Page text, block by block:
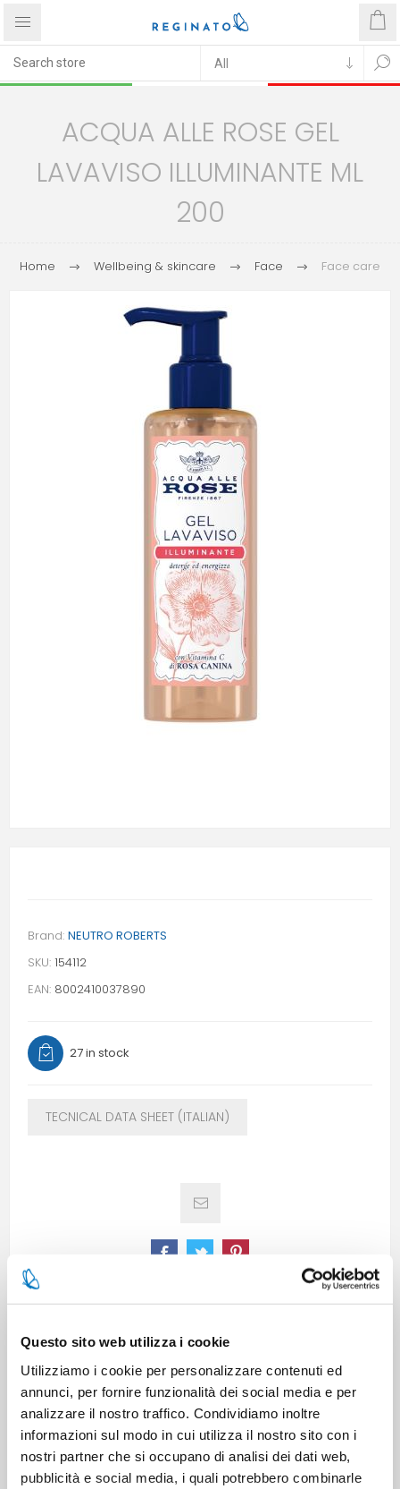
Questo sito web utilizza i cookie
Utilizziamo i cookie per personalizzare contenuti ed
annunci, per fornire funzionalità dei social media e per
analizzare il nostro traffico. Condividiamo inoltre
informazioni sul modo in cui utilizza il nostro sito con i
nostri partner che si occupano di analisi dei dati web,
pubblicità e social media, i quali potrebbero combinarle
ACQUA ALLE ROSE GEL
LAVAVISO ILLUMINANTE ML
200
Home Wellbeing & skincare Face Face care
Brand: NEUTRO ROBERTS
SKU: 154112
EAN: 8002410037890
27 in stock
TECNICAL DATA SHEET (ITALIAN)
CONTACT US
Pieces per carton 6